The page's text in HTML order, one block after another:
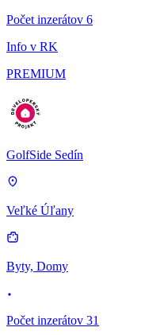
Počet inzerátov 6
Info v RK
PREMIUM
GolfSide Sedín
Veľké Úľany
Byty, Domy
Počet inzerátov 31